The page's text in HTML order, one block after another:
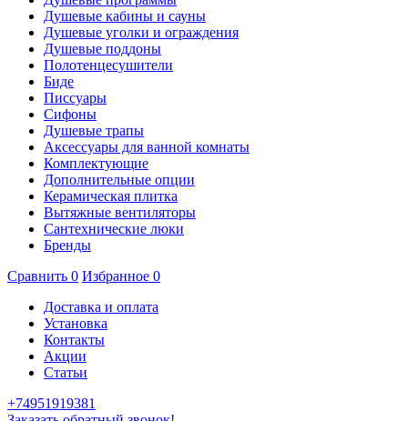
Душевые кабины и сауны
Душевые уголки и ограждения
Душевые поддоны
Полотенцесушители
Биде
Писсуары
Сифоны
Душевые трапы
Аксессуары для ванной комнаты
Комплектующие
Дополнительные опции
Керамическая плитка
Вытяжные вентиляторы
Сантехнические люки
Бренды
Сравнить 0 Избранное 0
Доставка и оплата
Установка
Контакты
Акции
Статьи
+74951919381